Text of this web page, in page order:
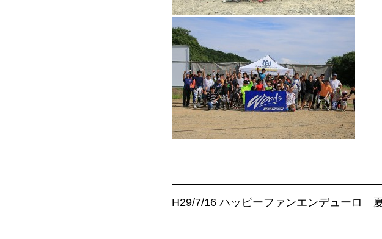
H29/7/16 ハッピーファンエンデューロ